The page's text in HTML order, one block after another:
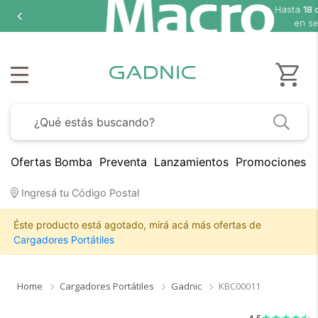
Hasta
Ofertas Bomba Preventa Lanzamientos Promociones
Ingresá tu Código Postal
Éste producto está agotado, mirá acá más ofertas de
Cargadores Portátiles
Home Cargadores Portátiles Gadnic KBC00011
Medios de Pago ×